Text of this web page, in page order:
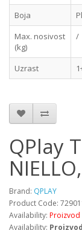
Boja
Max. nosivost
(kg)
/
Uzrast
QPlay
Brand: QPLAY
Product Code:
Availability:
Availability: